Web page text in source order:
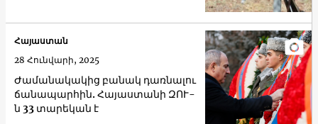
Ժամանակակից բանակ դառնալու
ճանապարհին. Հայաստանի ԶՈՒ-
ն 33 տարեկան է
Հայաստան
28 Հունվարի, 2025